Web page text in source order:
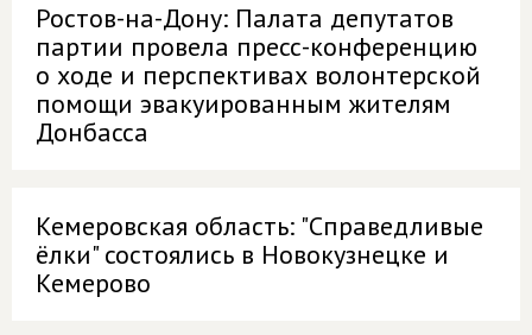
Ростов-на-Дону: Палата депутатов
партии провела пресс-конференцию
о ходе и перспективах волонтерской
помощи эвакуированным жителям
Донбасса
Кемеровская область: "Справедливые
ёлки" состоялись в Новокузнецке и
Кемерово